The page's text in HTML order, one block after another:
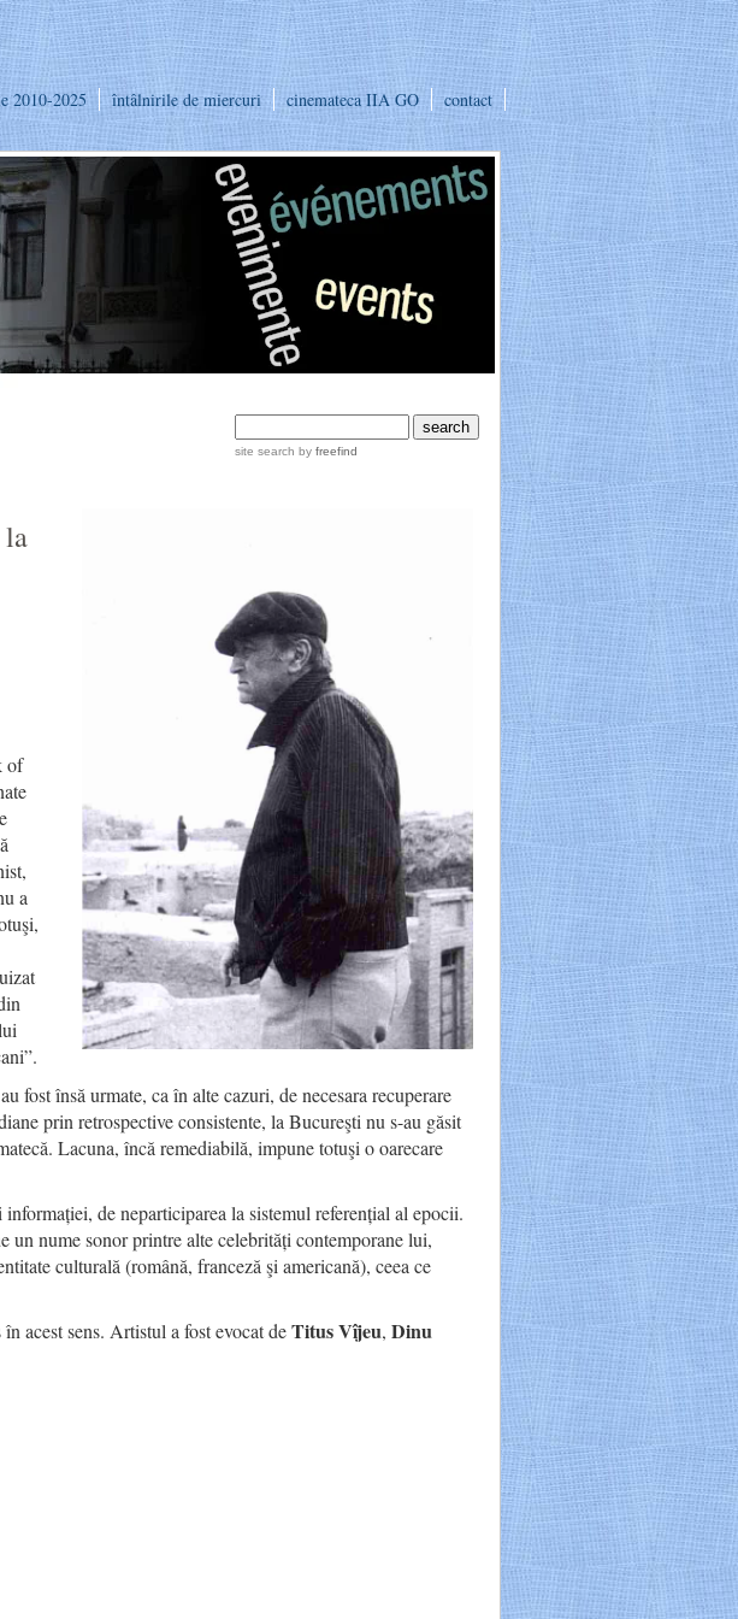
2010-2025 întâlnirile de miercuri cinemateca IIA GO contact
site search byfreefind
of
a
fost însă urmate, ca în alte cazuri, de necesara recuperare
prin retrospective consistente, la Bucureşti nu s-au găsit
Lacuna, încă remediabilă, impune totuşi o oarecare
de neparticiparea la sistemul referențial al epocii.
un nume sonor printre alte celebrități contemporane lui,
culturală (română, franceză şi americană), ceea ce
acest sens. Artistul a fost evocat deTitus Vîjeu, Dinu